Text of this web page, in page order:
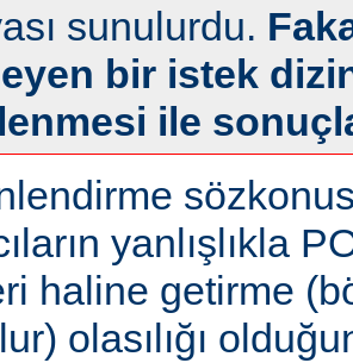
sunulurdu.
bir istek
ile
yanlışlıkla
haline getirme
olasılığı